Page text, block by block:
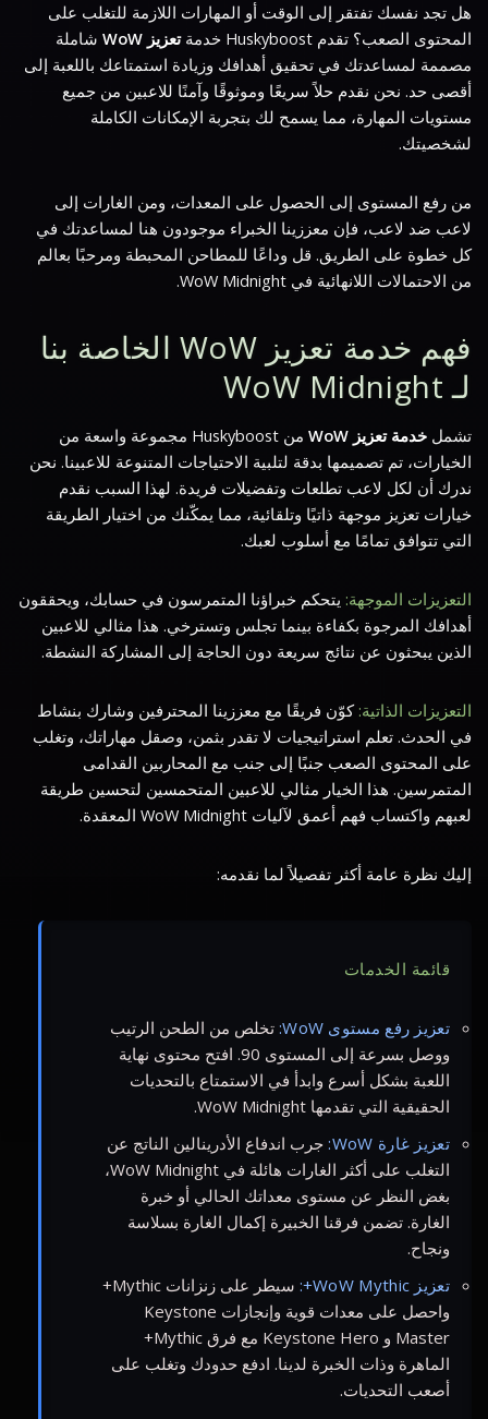
هل تجد نفسك تفتقر إلى الوقت أو المهارات اللازمة للتغلب على
المحتوى الصعب؟ تقدم Huskyboost خدمة
تعزيز WoW
شاملة
مصممة لمساعدتك في تحقيق أهدافك وزيادة استمتاعك باللعبة إلى
أقصى حد. نحن نقدم حلاً سريعًا وموثوقًا وآمنًا للاعبين من جميع
مستويات المهارة، مما يسمح لك بتجربة الإمكانات الكاملة
لشخصيتك.
من رفع المستوى إلى الحصول على المعدات، ومن الغارات إلى
لاعب ضد لاعب، فإن معززينا الخبراء موجودون هنا لمساعدتك في
كل خطوة على الطريق. قل وداعًا للمطاحن المحبطة ومرحبًا بعالم
من الاحتمالات اللانهائية في WoW Midnight.
فهم خدمة تعزيز WoW الخاصة بنا
لـ WoW Midnight
تشمل خدمة تعزيز WoW
من Huskyboost مجموعة واسعة من
الخيارات، تم تصميمها بدقة لتلبية الاحتياجات المتنوعة للاعبينا. نحن
ندرك أن لكل لاعب تطلعات وتفضيلات فريدة. لهذا السبب نقدم
خيارات تعزيز موجهة ذاتيًا وتلقائية، مما يمكّنك من اختيار الطريقة
التي تتوافق تمامًا مع أسلوب لعبك.
التعزيزات الموجهة: يتحكم خبراؤنا المتمرسون في حسابك، ويحققون
أهدافك المرجوة بكفاءة بينما تجلس وتسترخي. هذا مثالي للاعبين
الذين يبحثون عن نتائج سريعة دون الحاجة إلى المشاركة النشطة.
التعزيزات الذاتية: كوّن فريقًا مع معززينا المحترفين وشارك بنشاط
في الحدث. تعلم استراتيجيات لا تقدر بثمن، وصقل مهاراتك، وتغلب
على المحتوى الصعب جنبًا إلى جنب مع المحاربين القدامى
المتمرسين. هذا الخيار مثالي للاعبين المتحمسين لتحسين طريقة
لعبهم واكتساب فهم أعمق لآليات WoW Midnight المعقدة.
إليك نظرة عامة أكثر تفصيلاً لما نقدمه:
قائمة الخدمات
تعزيز رفع مستوى WoW:
تخلص من الطحن الرتيب
ووصل بسرعة إلى المستوى 90. افتح محتوى نهاية
اللعبة بشكل أسرع وابدأ في الاستمتاع بالتحديات
الحقيقية التي تقدمها WoW Midnight.
تعزيز غارة WoW:
جرب اندفاع الأدرينالين الناتج عن
التغلب على أكثر الغارات هائلة في WoW Midnight،
بغض النظر عن مستوى معداتك الحالي أو خبرة
الغارة. تضمن فرقنا الخبيرة إكمال الغارة بسلاسة
ونجاح.
تعزيز WoW Mythic+:
سيطر على زنزانات Mythic+
واحصل على معدات قوية وإنجازات Keystone
Master و Keystone Hero مع فرق Mythic+
الماهرة وذات الخبرة لدينا. ادفع حدودك وتغلب على
أصعب التحديات.